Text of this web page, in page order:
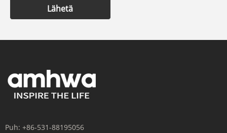
Lähetä
Puh: +86-531-88195056